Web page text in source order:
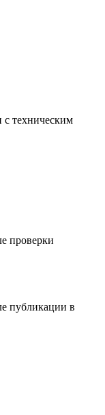
с техническим
проверки
публикации в